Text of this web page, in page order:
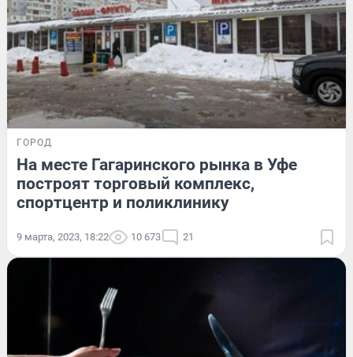
ГОРОД
На месте Гагаринского рынка в Уфе
построят торговый комплекс,
спортцентр и поликлинику
9 марта, 2023, 18:22 10 673 21